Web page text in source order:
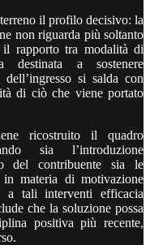
il profilo decisivo: la
non riguarda più soltanto
il rapporto tra modalità di
destinata a sostenere
si salda con
di ciò che viene portato
ricostruito il quadro
sia l’introduzione
del contribuente sia le
in materia di motivazione
a tali interventi efficacia
che la soluzione possa
positiva più recente,